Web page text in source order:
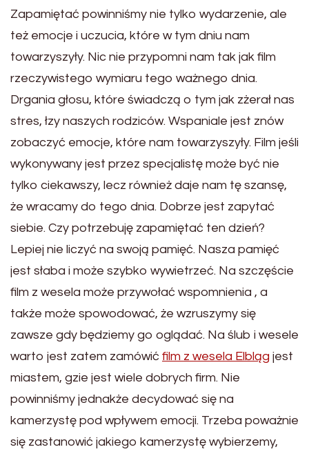
Zapamiętać powinniśmy nie tylko wydarzenie, ale
też emocje i uczucia, które w tym dniu nam
towarzyszyły. Nic nie przypomni nam tak jak film
rzeczywistego wymiaru tego ważnego dnia.
Drgania głosu, które świadczą o tym jak zżerał nas
stres, łzy naszych rodziców. Wspaniale jest znów
zobaczyć emocje, które nam towarzyszyły. Film jeśli
wykonywany jest przez specjalistę może być nie
tylko ciekawszy, lecz również daje nam tę szansę,
że wracamy do tego dnia. Dobrze jest zapytać
siebie. Czy potrzebuję zapamiętać ten dzień?
Lepiej nie liczyć na swoją pamięć. Nasza pamięć
jest słaba i może szybko wywietrzeć. Na szczęście
film z wesela może przywołać wspomnienia , a
także może spowodować, że wzruszymy się
zawsze gdy będziemy go oglądać. Na ślub i wesele
warto jest zatem zamówić film z wesela Elbląg jest
miastem, gzie jest wiele dobrych firm. Nie
powinniśmy jednakże decydować się na
kamerzystę pod wpływem emocji. Trzeba poważnie
się zastanowić jakiego kamerzystę wybierzemy,